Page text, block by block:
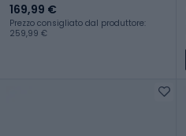
169,99 €
Prezzo consigliato dal produttore:
259,99 €